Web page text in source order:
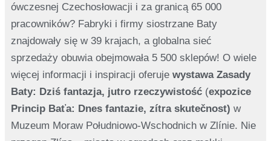
ówczesnej Czechosłowacji i za granicą 65 000
pracowników? Fabryki i firmy siostrzane Baty
znajdowały się w 39 krajach, a globalna sieć
sprzedaży obuwia obejmowała 5 500 sklepów! O wiele
więcej informacji i inspiracji oferuje wystawa Zasady
Baty: Dziś fantazja, jutro rzeczywistość (expozice
Princip Baťa: Dnes fantazie, zítra skutečnost) w
Muzeum Moraw Południowo-Wschodnich w Zlínie. Nie